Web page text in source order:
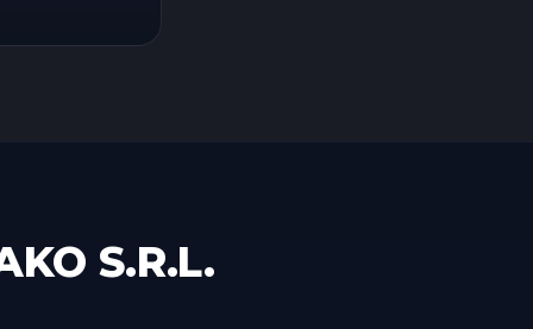
S.R.L.